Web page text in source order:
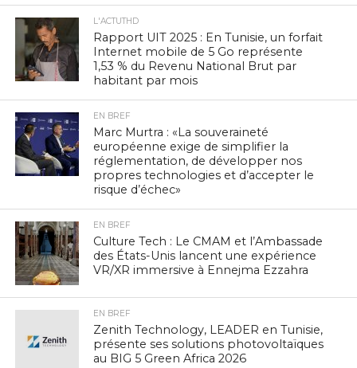
L'ACTUTHD
Rapport UIT 2025 : En Tunisie, un forfait
Internet mobile de 5 Go représente
1,53 % du Revenu National Brut par
habitant par mois
EN BREF
Marc Murtra : «La souveraineté
européenne exige de simplifier la
réglementation, de développer nos
propres technologies et d’accepter le
risque d’échec»
EN BREF
Culture Tech : Le CMAM et l’Ambassade
des États-Unis lancent une expérience
VR/XR immersive à Ennejma Ezzahra
EN BREF
Zenith Technology, LEADER en Tunisie,
présente ses solutions photovoltaïques
au BIG 5 Green Africa 2026